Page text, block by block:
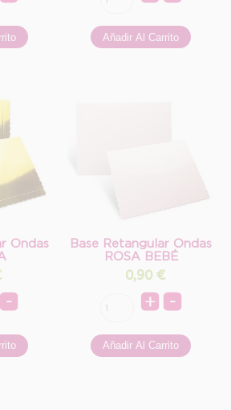
Ondas
Base Retangular Ondas
ROSA BEBÉ
0,90 €